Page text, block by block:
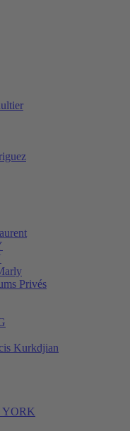
Privés
Kurkdjian
YORK